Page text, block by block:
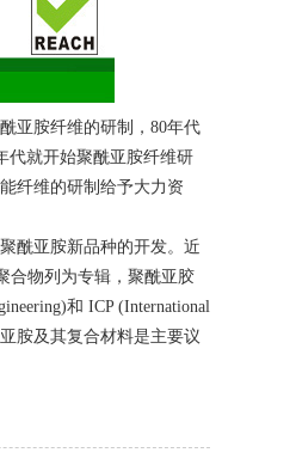
亚胺纤维的研制，80年代
代就开始聚酰亚胺纤维研
纤维的研制给予大力资
酰亚胺新品种的开发。近
合物列为专辑，聚酰亚胶
和 ICP (International
胺及其复合材料是主要议